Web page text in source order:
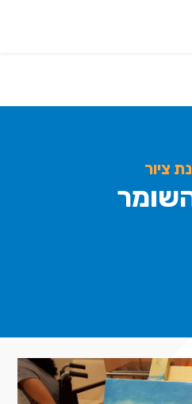
ציור